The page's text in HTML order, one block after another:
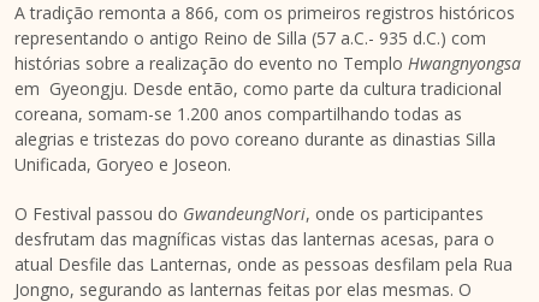
A tradição remonta a 866, com os primeiros registros históricos
representando o antigo Reino de Silla (57 a.C.- 935 d.C.) com
histórias sobre a realização do evento no Templo Hwangnyongsa
em Gyeongju. Desde então, como parte da cultura tradicional
coreana, somam-se 1.200 anos compartilhando todas as
alegrias e tristezas do povo coreano durante as dinastias Silla
Unificada, Goryeo e Joseon.
O Festival passou do GwandeungNori, onde os participantes
desfrutam das magníficas vistas das lanternas acesas, para o
atual Desfile das Lanternas, onde as pessoas desfilam pela Rua
Jongno, segurando as lanternas feitas por elas mesmas. O